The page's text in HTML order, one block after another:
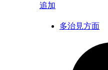
追加
多治見方面